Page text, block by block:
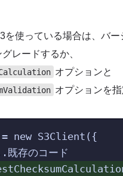
を使っている場合は、バー
レードするか、
オプションと
オプションを指
= new S3Client ({
存のコード